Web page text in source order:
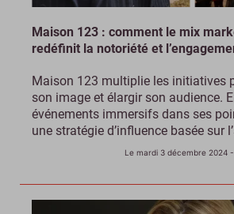
Maison 123 : comment le mix
redéfinit la notoriété et
Maison 123 multiplie les initiatives
son image et élargir son audience.
événements immersifs dans ses
une stratégie d’influence basée sur
Le mardi 3 décembre 2024 -